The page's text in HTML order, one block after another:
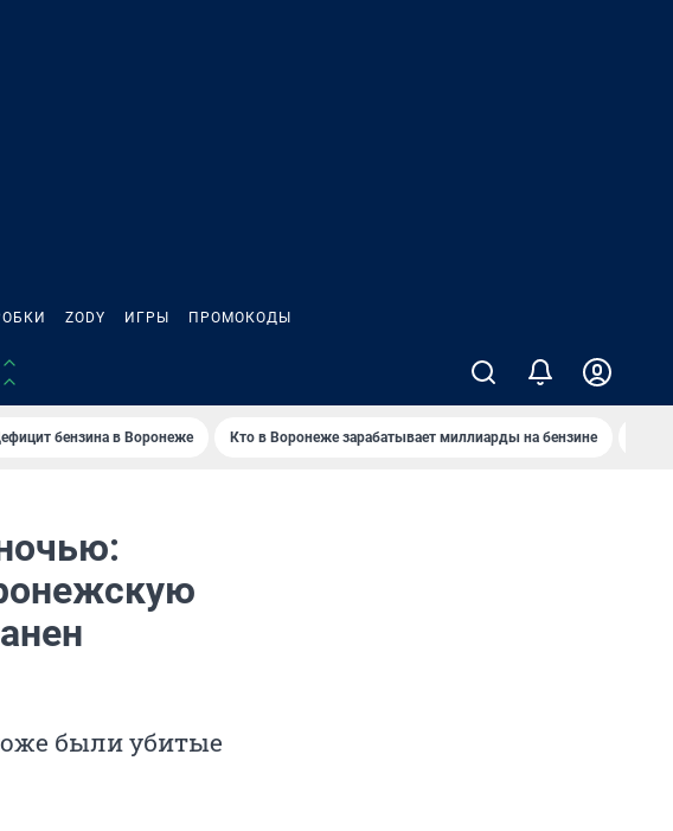
ZODY ИГРЫ ПРОМОКОДЫ
бензина в Воронеже Кто в Воронеже зарабатывает миллиарды на бензине
были убитые